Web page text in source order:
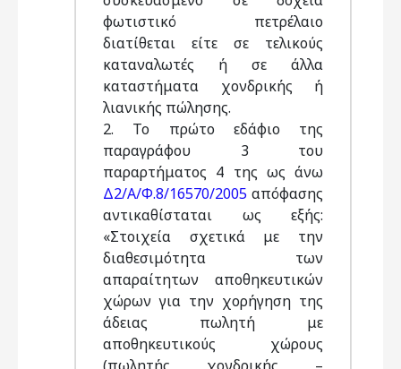
φωτιστικό πετρέλαιο
διατίθεται είτε σε τελικούς
καταναλωτές ή σε άλλα
καταστήματα χονδρικής ή
λιανικής πώλησης.
2. Το πρώτο εδάφιο της
παραγράφου 3 του
παραρτήματος 4 της ως άνω
Δ2/Α/Φ.8/16570/2005 απόφασης
αντικαθίσταται ως εξής:
«Στοιχεία σχετικά με την
διαθεσιμότητα των
απαραίτητων αποθηκευτικών
χώρων για την χορήγηση της
άδειας πωλητή με
αποθηκευτικούς χώρους